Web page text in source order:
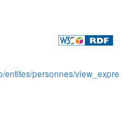
entites/personnes/view_expre